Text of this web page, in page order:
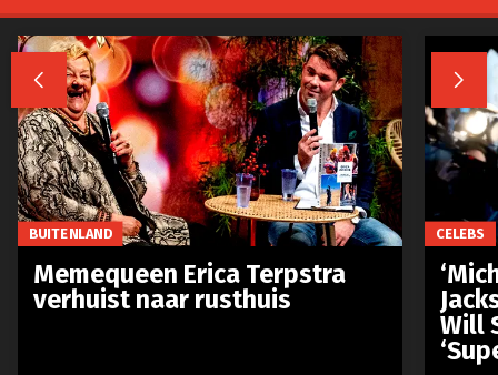
 
BUITENLAND
Memequeen Erica Terpstra
verhuist naar rusthuis
CELEBS
Will